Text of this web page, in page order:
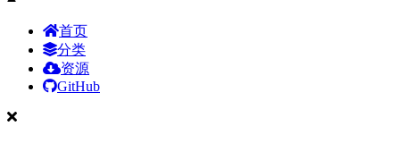
首页
分类
资源
GitHub